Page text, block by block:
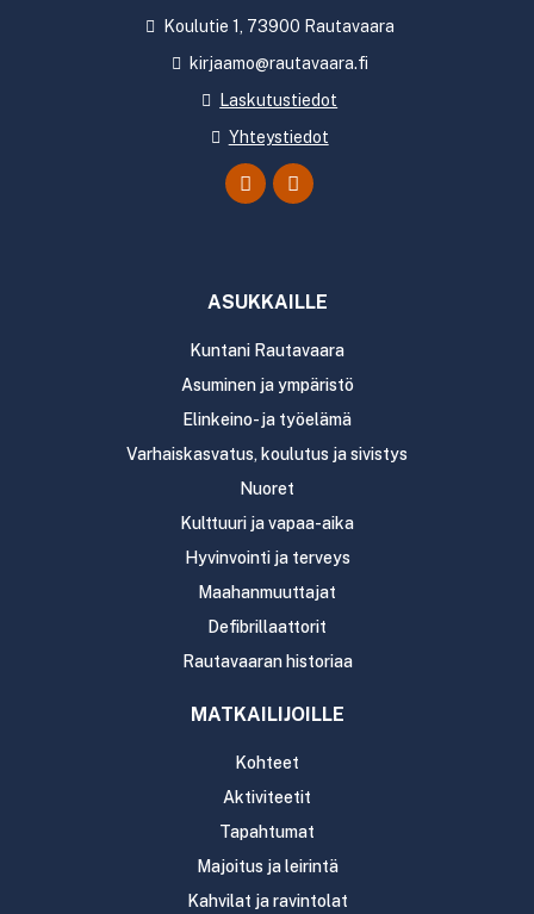
Koulutie 1, 73900 Rautavaara
kirjaamo@rautavaara.fi
Laskutustiedot
Yhteystiedot
ASUKKAILLE
Kuntani Rautavaara
Asuminen ja ympäristö
Elinkeino- ja työelämä
Varhaiskasvatus, koulutus ja sivistys
Nuoret
Kulttuuri ja vapaa-aika
Hyvinvointi ja terveys
Maahanmuuttajat
Defibrillaattorit
Rautavaaran historiaa
MATKAILIJOILLE
Kohteet
Aktiviteetit
Tapahtumat
Majoitus ja leirintä
Kahvilat ja ravintolat